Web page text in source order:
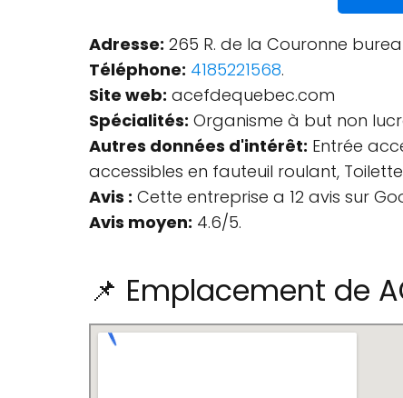
Adresse: 265 R. de la Couronne
Téléphone: 4185221568.
Site web: acefdequebec.com
Spécialités: Organisme à but non
Autres données d'intérêt: Entrée
accessibles en fauteuil roulant,
Avis : Cette entreprise a 12 avis sur
Avis moyen: 4.6/5.
📌 Emplacement de